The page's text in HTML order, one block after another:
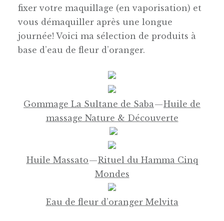
fixer votre maquillage (en vaporisation) et
vous démaquiller après une longue
journée! Voici ma sélection de produits à
base d’eau de fleur d’oranger.
Gommage La Sultane de Saba —Huile de
massage Nature & Découverte
Huile Massato—Rituel du Hamma Cinq
Mondes
Eau de fleur d’oranger Melvita